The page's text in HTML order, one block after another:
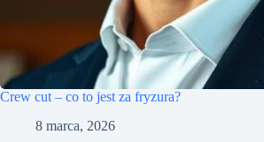
Crew cut – co to jest za fryzura?
8 marca, 2026